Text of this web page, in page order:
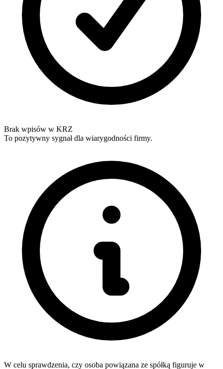
Brak wpisów w KRZ
To pozytywny sygnał dla wiarygodności firmy.
W celu sprawdzenia, czy osoba powiązana ze spółką figuruje w